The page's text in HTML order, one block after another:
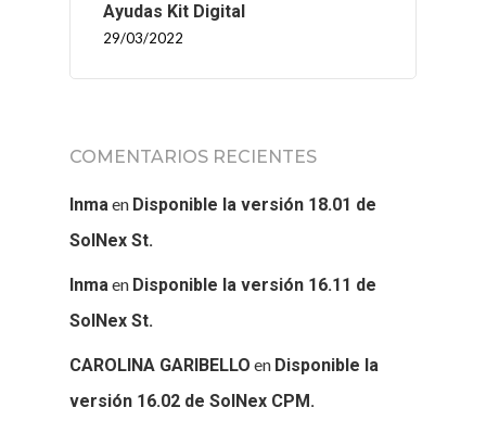
Ayudas Kit Digital
29/03/2022
COMENTARIOS RECIENTES
Inmaen Disponible la versión 18.01 de
SolNex St.
Inmaen Disponible la versión 16.11 de
SolNex St.
CAROLINA GARIBELLO en Disponible la
versión 16.02 de SolNex CPM.